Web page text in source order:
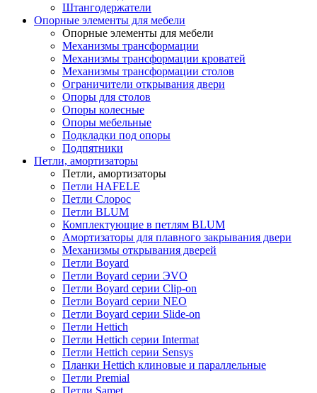
Штангодержатели
Опорные элементы для мебели
Опорные элементы для мебели
Механизмы трансформации
Механизмы трансформации кроватей
Механизмы трансформации столов
Ограничители открывания двери
Опоры для столов
Опоры колесные
Опоры мебельные
Подкладки под опоры
Подпятники
Петли, амортизаторы
Петли, амортизаторы
Петли HAFELE
Петли Слорос
Петли BLUM
Комплектующие в петлям BLUM
Амортизаторы для плавного закрывания двери
Механизмы открывания дверей
Петли Boyard
Петли Boyard серии ЭVO
Петли Boyard серии Clip-on
Петли Boyard серии NEO
Петли Boyard серии Slide-on
Петли Hettich
Петли Hettich серии Intermat
Петли Hettich серии Sensys
Планки Hettich клиновые и параллельные
Петли Premial
Петли Samet